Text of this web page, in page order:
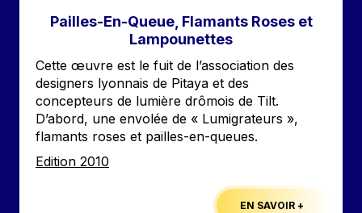
Pailles-En-Queue, Flamants Roses et
Lampounettes
Accroche
Cette œuvre est le fuit de l’association des
designers lyonnais de Pitaya et des
concepteurs de lumière drômois de Tilt.
D’abord, une envolée de « Lumigrateurs »,
flamants roses et pailles-en-queues.
Edition
Edition 2010
EN SAVOIR +